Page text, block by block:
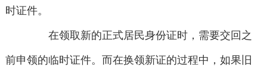
时证件。
在领取新的正式居民身份证时，需要交回之
前申领的临时证件。而在换领新证的过程中，如果旧